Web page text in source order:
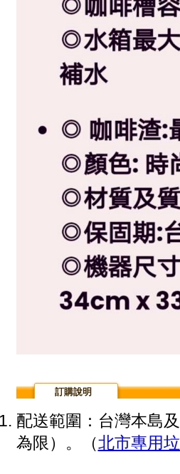
訂購說明
配送範圍：台灣本島
為限）。（北市專用